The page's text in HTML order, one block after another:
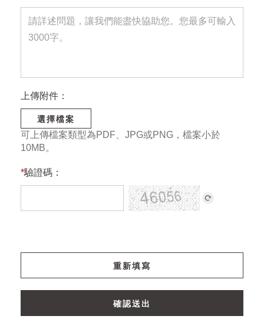
上傳附件：
選擇檔案
可上傳檔案類型為PDF、JPG或PNG，檔案小於
10MB。
*驗證碼：